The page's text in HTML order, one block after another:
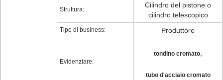
Struttura:
Cilindro del pistone o
cilindro telescopico
Tipo di business: Produttore
Evidenziare:
tondino cromato
tubo d'acciaio cromato